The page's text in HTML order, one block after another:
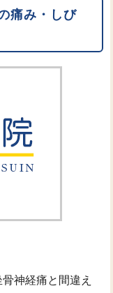
痛み・しび
神経痛と間違え